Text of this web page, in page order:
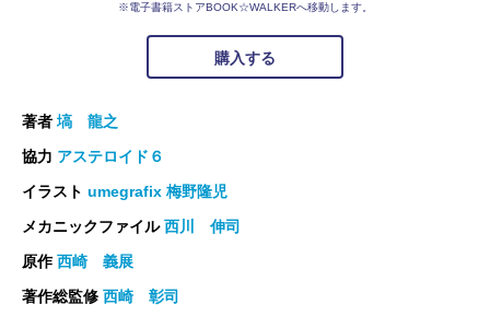
※電子書籍ストアBOOK☆WALKERへ移動します。
購入する
著者 塙 龍之
協力 アステロイド６
イラスト umegrafix 梅野隆児
メカニックファイル西川 伸司
原作西崎 義展
著作総監修 西崎 彰司